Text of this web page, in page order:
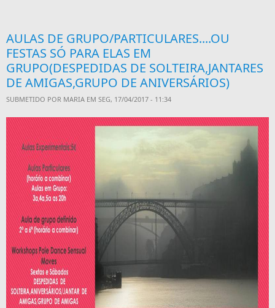
AULAS DE GRUPO/PARTICULARES....OU
FESTAS SÓ PARA ELAS EM
GRUPO(DESPEDIDAS DE SOLTEIRA,JANTARES
DE AMIGAS,GRUPO DE ANIVERSÁRIOS)
SUBMETIDO POR MARIA EM SEG, 17/04/2017 - 11:34